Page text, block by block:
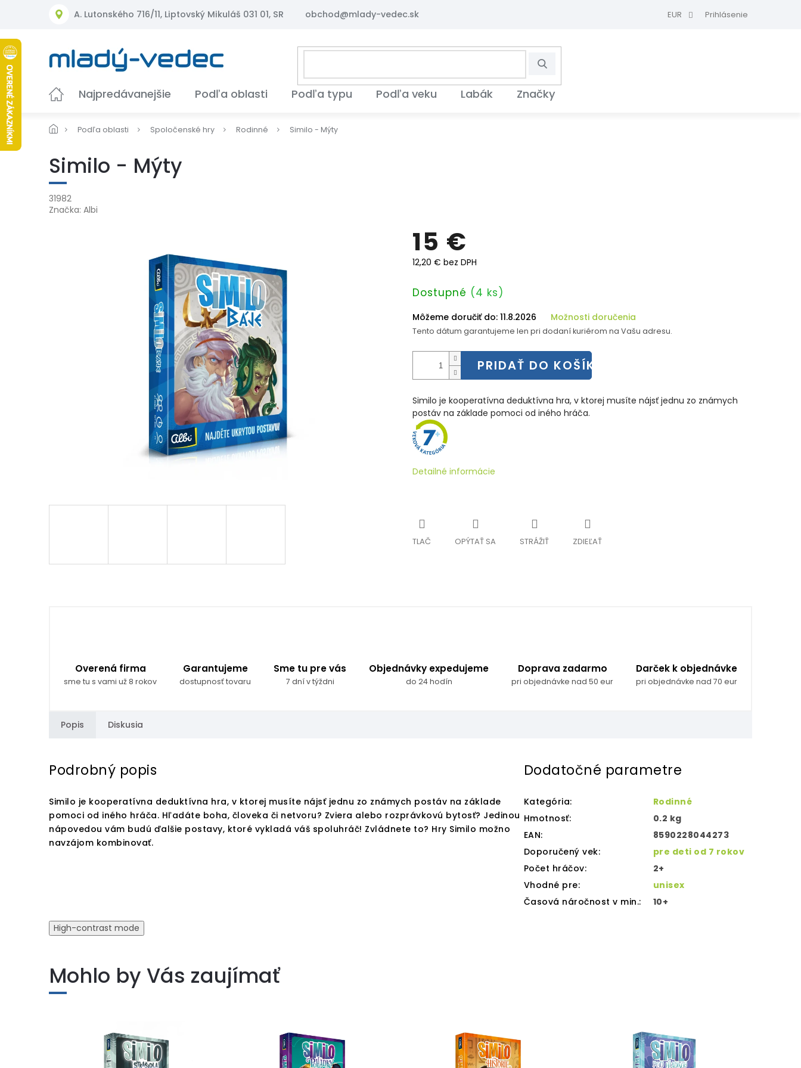
A. Lutonského 716/11, Liptovský Mikuláš 031 01, SR obchod@mlady-vedec.sk EUR Prihlásenie
Hľadať
Najpredávanejšie Podľa oblasti Podľa typu Podľa veku Labák Značky
Podľa oblasti Spoločenské hry Rodinné Similo - Mýty
Similo - Mýty
31982
Značka: Albi
15 €
12,20 € bez DPH
Jednotková
Dostupné (4 ks)
Môžeme doručiť do: 11.8.2026 Možnosti doručenia
Tento dátum garantujeme len pri dodaní kuriérom na Vašu adresu.
PRIDAŤ DO KOŠÍKA
Similo je kooperatívna deduktívna hra, v ktorej musíte nájsť jednu zo známych
postáv na základe pomoci od iného hráča.
Detailné informácie
TLAČ OPÝTAŤ SA STRÁŽIŤ ZDIEĽAŤ
Overená firma
sme tu s vami už 8 rokov
Garantujeme
dostupnosť tovaru
Sme tu pre vás
7 dní v týždni
Objednávky expedujeme
do 24 hodín
Doprava zadarmo
pri objednávke nad 50 eur
Darček k objednávke
pri objednávke nad 70 eur
Popis Diskusia
Podrobný popis
Similo je kooperatívna deduktívna hra, v ktorej musíte nájsť jednu zo známych postáv na základe
pomoci od iného hráča. Hľadáte boha, človeka či netvoru? Zviera alebo rozprávkovú bytosť? Jedinou
nápovedou vám budú ďalšie postavy, ktoré vykladá váš spoluhráč! Zvládnete to? Hry Similo možno
navzájom kombinovať.
Dodatočné parametre
Kategória:
Rodinné
Hmotnosť:
0.2 kg
EAN:
8590228044273
Doporučený vek:
pre deti od 7 rokov
Počet hráčov:
2+
Vhodné pre:
unisex
Časová náročnost v min.: 10+
High-contrast mode
Mohlo by Vás zaujímať